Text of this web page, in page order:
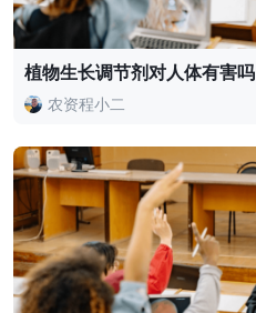
植物生长调节剂对人体有害吗
农资程小二